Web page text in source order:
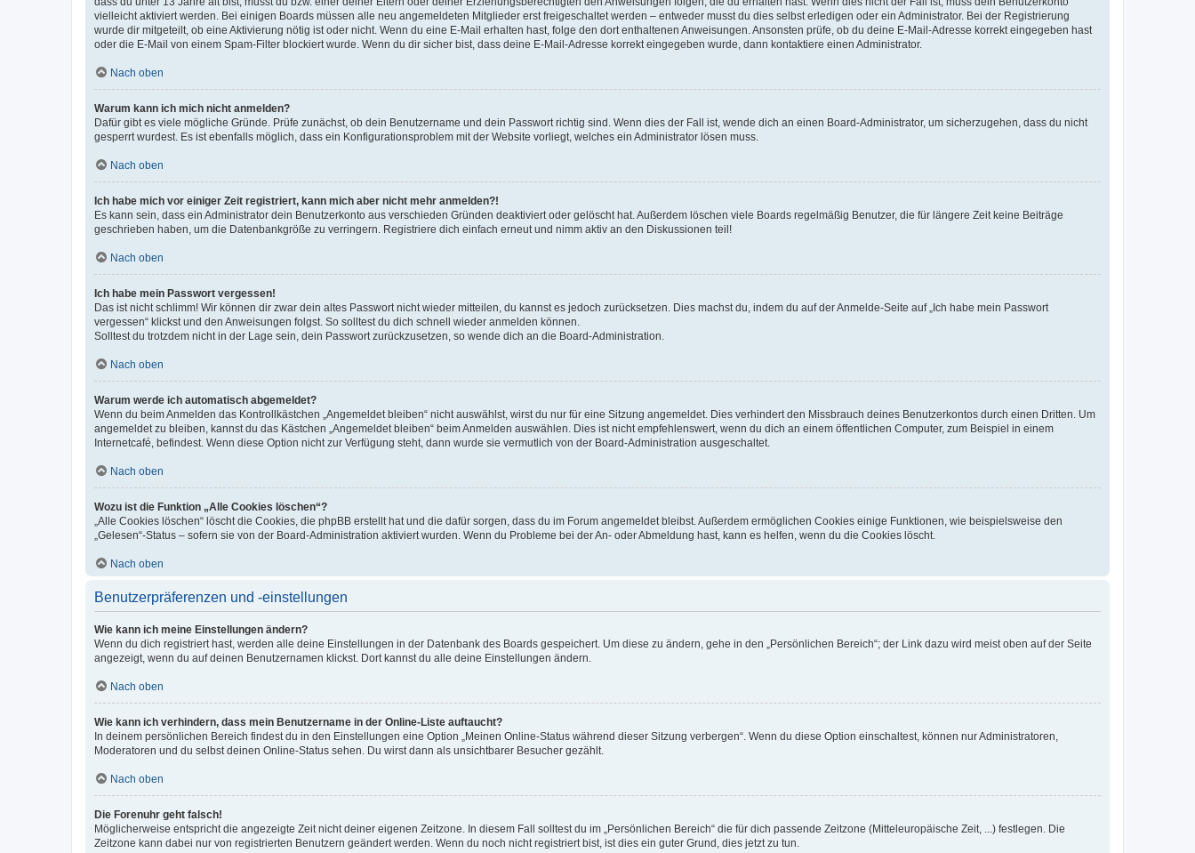
vielleicht aktiviert werden. Bei einigen Boards müssen alle neu angemeldeten Mitglieder erst freigeschaltet werden – entweder musst du dies selbst erledigen oder ein Administrator. Bei der Registrierung
wurde dir mitgeteilt, ob eine Aktivierung nötig ist oder nicht. Wenn du eine E-Mail erhalten hast, folge den dort enthaltenen Anweisungen. Ansonsten prüfe, ob du deine E-Mail-Adresse korrekt eingegeben hast
oder die E-Mail von einem Spam-Filter blockiert wurde. Wenn du dir sicher bist, dass deine E-Mail-Adresse korrekt eingegeben wurde, dann kontaktiere einen Administrator.
Nach oben
Warum kann ich mich nicht anmelden?
Dafür gibt es viele mögliche Gründe. Prüfe zunächst, ob dein Benutzername und dein Passwort richtig sind. Wenn dies der Fall ist, wende dich an einen Board-Administrator, um sicherzugehen, dass du nicht
gesperrt wurdest. Es ist ebenfalls möglich, dass ein Konfigurationsproblem mit der Website vorliegt, welches ein Administrator lösen muss.
Nach oben
Ich habe mich vor einiger Zeit registriert, kann mich aber nicht mehr anmelden?!
Es kann sein, dass ein Administrator dein Benutzerkonto aus verschieden Gründen deaktiviert oder gelöscht hat. Außerdem löschen viele Boards regelmäßig Benutzer, die für längere Zeit keine Beiträge
geschrieben haben, um die Datenbankgröße zu verringern. Registriere dich einfach erneut und nimm aktiv an den Diskussionen teil!
Nach oben
Ich habe mein Passwort vergessen!
Das ist nicht schlimm! Wir können dir zwar dein altes Passwort nicht wieder mitteilen, du kannst es jedoch zurücksetzen. Dies machst du, indem du auf der Anmelde-Seite auf „Ich habe mein Passwort
vergessen“ klickst und den Anweisungen folgst. So solltest du dich schnell wieder anmelden können.
Solltest du trotzdem nicht in der Lage sein, dein Passwort zurückzusetzen, so wende dich an die Board-Administration.
Nach oben
Warum werde ich automatisch abgemeldet?
Wenn du beim Anmelden das Kontrollkästchen „Angemeldet bleiben“ nicht auswählst, wirst du nur für eine Sitzung angemeldet. Dies verhindert den Missbrauch deines Benutzerkontos durch einen Dritten. Um
angemeldet zu bleiben, kannst du das Kästchen „Angemeldet bleiben“ beim Anmelden auswählen. Dies ist nicht empfehlenswert, wenn du dich an einem öffentlichen Computer, zum Beispiel in einem
Internetcafé, befindest. Wenn diese Option nicht zur Verfügung steht, dann wurde sie vermutlich von der Board-Administration ausgeschaltet.
Nach oben
Wozu ist die Funktion „Alle Cookies löschen“?
„Alle Cookies löschen“ löscht die Cookies, die phpBB erstellt hat und die dafür sorgen, dass du im Forum angemeldet bleibst. Außerdem ermöglichen Cookies einige Funktionen, wie beispielsweise den
„Gelesen“-Status – sofern sie von der Board-Administration aktiviert wurden. Wenn du Probleme bei der An- oder Abmeldung hast, kann es helfen, wenn du die Cookies löscht.
Nach oben
Benutzerpräferenzen und -einstellungen
Wie kann ich meine Einstellungen ändern?
Wenn du dich registriert hast, werden alle deine Einstellungen in der Datenbank des Boards gespeichert. Um diese zu ändern, gehe in den „Persönlichen Bereich“; der Link dazu wird meist oben auf der Seite
angezeigt, wenn du auf deinen Benutzernamen klickst. Dort kannst du alle deine Einstellungen ändern.
Nach oben
Wie kann ich verhindern, dass mein Benutzername in der Online-Liste auftaucht?
In deinem persönlichen Bereich findest du in den Einstellungen eine Option „Meinen Online-Status während dieser Sitzung verbergen“. Wenn du diese Option einschaltest, können nur Administratoren,
Moderatoren und du selbst deinen Online-Status sehen. Du wirst dann als unsichtbarer Besucher gezählt.
Nach oben
Die Forenuhr geht falsch!
Möglicherweise entspricht die angezeigte Zeit nicht deiner eigenen Zeitzone. In diesem Fall solltest du im „Persönlichen Bereich“ die für dich passende Zeitzone (Mitteleuropäische Zeit, ...) festlegen. Die
Zeitzone kann dabei nur von registrierten Benutzern geändert werden. Wenn du noch nicht registriert bist, ist dies ein guter Grund, dies jetzt zu tun.